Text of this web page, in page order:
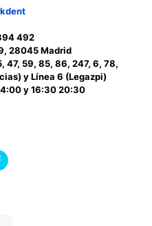
492
28045 Madrid
47, 59, 85, 86, 247, 6, 78,
y Línea 6 (Legazpi)
y 16:30 20:30